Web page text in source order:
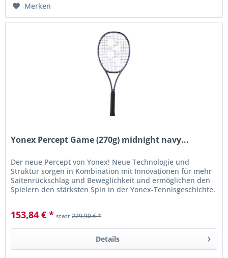
Merken
Yonex Percept Game (270g) midnight navy...
Der neue Percept von Yonex! Neue Technologie und
Struktur sorgen in Kombination mit Innovationen für mehr
Saitenrückschlag und Beweglichkeit und ermöglichen den
Spielern den stärksten Spin in der Yonex-Tennisgeschichte.
153,84 € * statt229,90 € *
Details